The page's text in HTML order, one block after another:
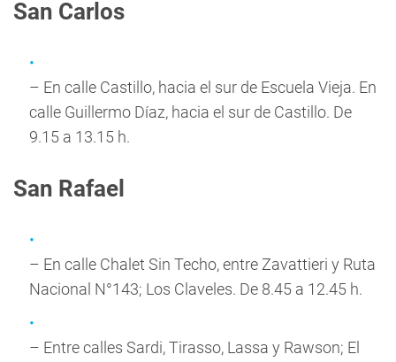
San Carlos
– En calle Castillo, hacia el sur de Escuela Vieja. En
calle Guillermo Díaz, hacia el sur de Castillo. De
9.15 a 13.15 h.
San Rafael
– En calle Chalet Sin Techo, entre Zavattieri y Ruta
Nacional N°143; Los Claveles. De 8.45 a 12.45 h.
– Entre calles Sardi, Tirasso, Lassa y Rawson; El